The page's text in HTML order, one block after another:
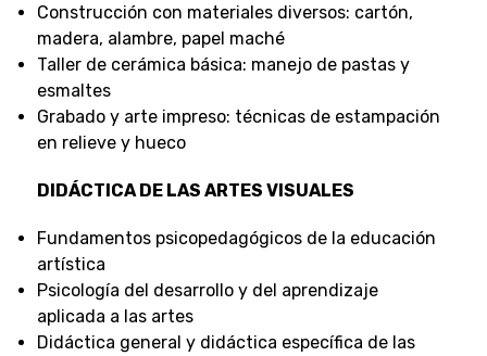
Construcción con materiales diversos: cartón,
madera, alambre, papel maché
Taller de cerámica básica: manejo de pastas y
esmaltes
Grabado y arte impreso: técnicas de estampación
en relieve y hueco
DIDÁCTICA DE LAS ARTES VISUALES
Fundamentos psicopedagógicos de la educación
artística
Psicología del desarrollo y del aprendizaje
aplicada a las artes
Didáctica general y didáctica específica de las